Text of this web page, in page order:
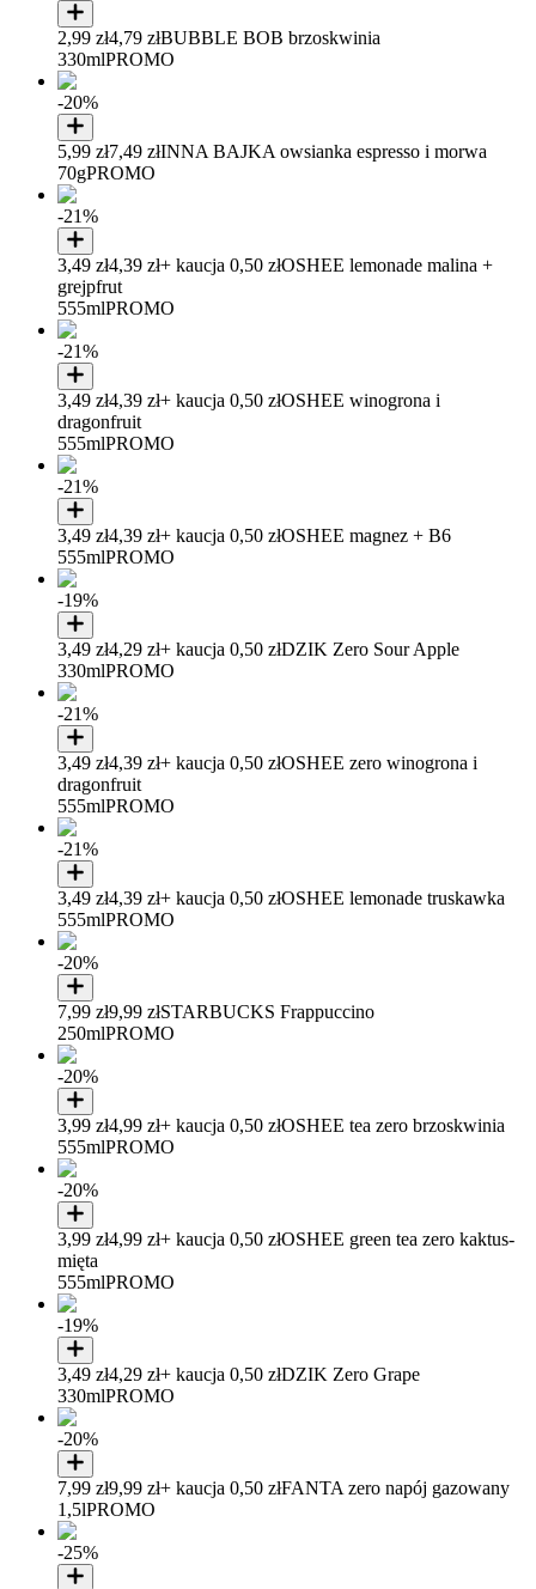
2,99 zł4,79 złBUBBLE BOB brzoskwinia
330mlPROMO
-20%
5,99 zł7,49 złINNA BAJKA owsianka espresso i morwa
70gPROMO
-21%
3,49 zł4,39 zł+ kaucja 0,50 złOSHEE lemonade malina +
grejpfrut
555mlPROMO
-21%
3,49 zł4,39 zł+ kaucja 0,50 złOSHEE winogrona i
dragonfruit
555mlPROMO
-21%
3,49 zł4,39 zł+ kaucja 0,50 złOSHEE magnez + B6
555mlPROMO
-19%
3,49 zł4,29 zł+ kaucja 0,50 złDZIK Zero Sour Apple
330mlPROMO
-21%
3,49 zł4,39 zł+ kaucja 0,50 złOSHEE zero winogrona i
dragonfruit
555mlPROMO
-21%
3,49 zł4,39 zł+ kaucja 0,50 złOSHEE lemonade truskawka
555mlPROMO
-20%
7,99 zł9,99 złSTARBUCKS Frappuccino
250mlPROMO
-20%
3,99 zł4,99 zł+ kaucja 0,50 złOSHEE tea zero brzoskwinia
555mlPROMO
-20%
3,99 zł4,99 zł+ kaucja 0,50 złOSHEE green tea zero kaktus-
mięta
555mlPROMO
-19%
3,49 zł4,29 zł+ kaucja 0,50 złDZIK Zero Grape
330mlPROMO
-20%
7,99 zł9,99 zł+ kaucja 0,50 złFANTA zero napój gazowany
1,5lPROMO
-25%